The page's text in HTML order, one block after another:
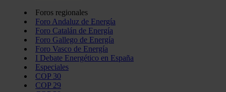
Foros regionales
Foro Andaluz de Energía
Foro Catalán de Energía
Foro Gallego de Energía
Foro Vasco de Energía
I Debate Energético en España
Especiales
COP 30
COP 29